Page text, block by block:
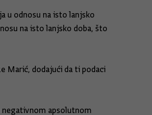
u odnosu na isto lanjsko
na isto lanjsko doba, što
Marić, dodajući da ti podaci
negativnom apsolutnom